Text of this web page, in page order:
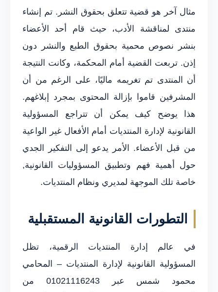
مثال آخر هو قضية تتعلق بحقوق النشر. تم إنشاء
منتدى لمناقشة الأدب، حيث قام أحد الأعضاء
بنشر نصوص محمية بحقوق الطبع والنشر دون
إذن. تربعت القضية أمام المحكمة، وكانت النتيجة
أن المنتدى تم تغريمه ماليًا، على الرغم من أن
المشرفين قاموا بإزالة المحتوى بمجرد إبلاغهم.
هذا يوضح كيف يمكن أن تتراجع المسؤولية
القانونية لإدارة المنتديات أمام الأفعال غير الواعية
من قبل الأعضاء. الأمر يدعو إلى التفكير الجدي
حول أهمية فهم وتطبيق المسؤوليات القانونية,
خاصة تلك الموجهة لمديري ونظام المنتديات.
التطورات القانونية المستقبلية
في عالم إدارة المنتديات الرقمية، تظل
المسؤولية القانونية لإدارة المنتديات – المحامي
محمود شمس عبر 01021116243 من